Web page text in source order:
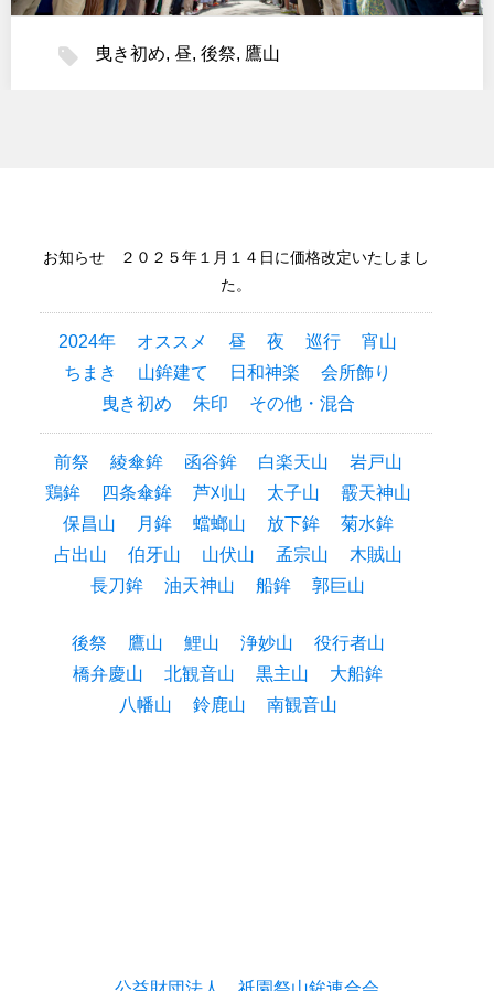
曳き初め, 昼, 後祭, 鷹山
お知らせ ２０２５年１月１４日に価格改定いたしまし
た。
2024年 オススメ 昼 夜 巡行
宵山
ちまき
山鉾建て 日和神楽
会所飾り
曳き初め
朱印 その他・混合
前祭 綾傘鉾 函谷鉾 白楽天山
岩戸山
鶏鉾
四条傘鉾 芦刈山 太子山
霰天神山
保昌山
月鉾 蟷螂山 放下鉾
菊水鉾
占出山
伯牙山 山伏山 孟宗山
木賊山
長刀鉾
油天神山 船鉾 郭巨山
後祭 鷹山 鯉山 浄妙山
役行者山
橋弁慶山
北観音山 黒主山
大船鉾
八幡山
鈴鹿山 南観音山